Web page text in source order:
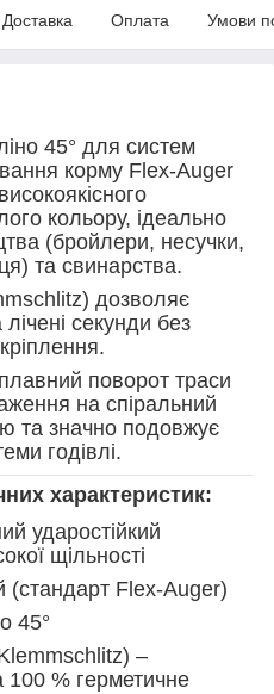
Доставка Оплата Умови
45° для систем
корму Flex-Auger
кольору, ідеально
(бройлери, несучки,
та свинарства.
дозволяє
секунди без
поворот траси
на спіральний
та значно подовжує
годівлі.
характеристик:
ударостійкий
щільності
(стандарт Flex-Auger)
45°
–
100 % герметичне